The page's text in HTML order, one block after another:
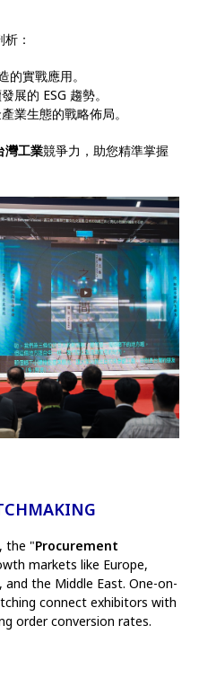
：
的實戰應用。
展的 ESG 趨勢。
業生態的戰略佈局。
灣工業競爭力，助您精準掌握
the "Procurement
markets like Europe,
the Middle East. One-on-
connect exhibitors with
order conversion rates.